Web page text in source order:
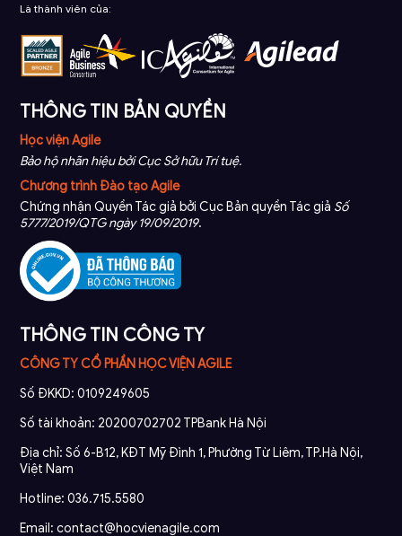
Là thành viên của:
THÔNG TIN BẢN QUYỀN
Học viện Agile
Bảo hộ nhãn hiệu bởi Cục Sở hữu Trí tuệ.
Chương trình Đào tạo Agile
Chứng nhận Quyền Tác giả bởi Cục Bản quyền Tác giả Số
5777/2019/QTG ngày 19/09/2019.
THÔNG TIN CÔNG TY
CÔNG TY CỔ PHẦN HỌC VIỆN AGILE
Số ĐKKD: 0109249605
Số tài khoản: 20200702702 TPBank Hà Nội
Địa chỉ: Số 6-B12, KĐT Mỹ Đình 1, Phường Từ Liêm, TP.Hà Nội,
Việt Nam
Hotline: 036.715.5580
Email: contact@hocvienagile.com